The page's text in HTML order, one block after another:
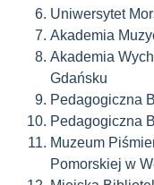
Uniwersytet
Akademia
Akademia
Gdańsku
Pedagogiczna
Pedagogiczna
Muzeum
Pomorskiej w